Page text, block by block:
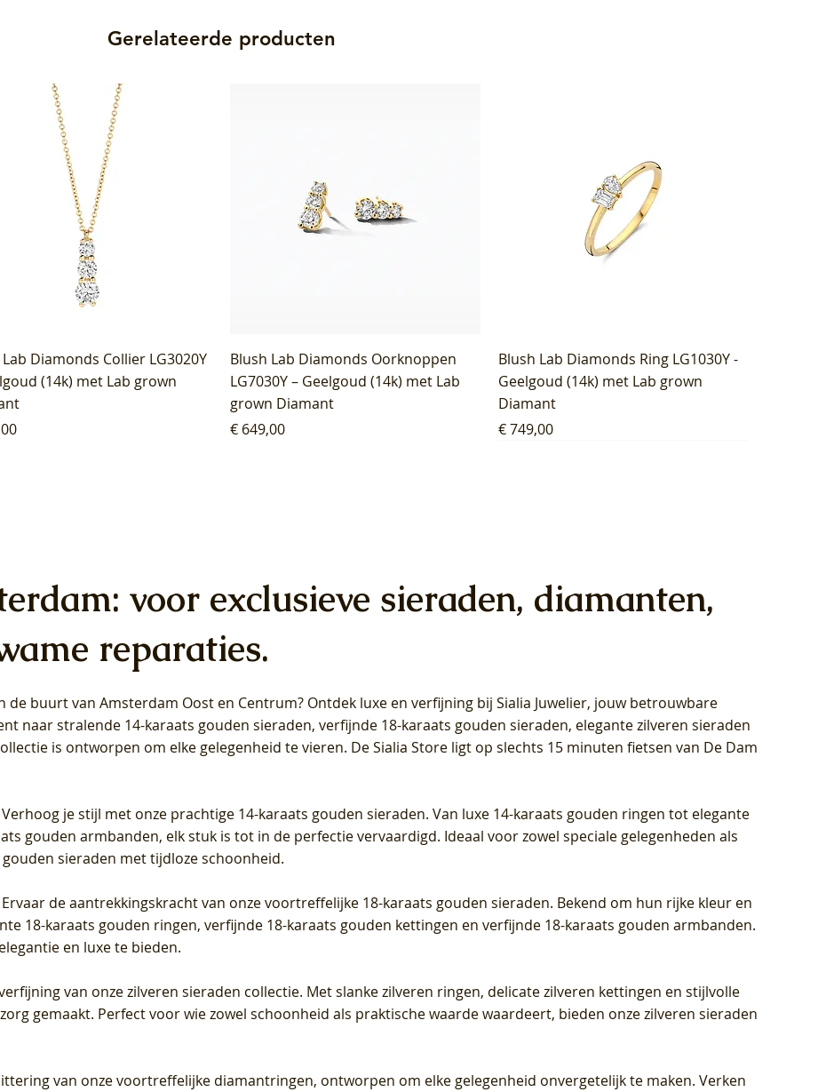
Gerelateerde producten
Diamonds Collier LG3020Y
(14k) met Lab grown
Blush Lab Diamonds Oorknoppen
LG7030Y – Geelgoud (14k) met Lab
grown Diamant
Prijs
€ 649,00
Blush Lab Diamonds Ring LG1030Y -
Geelgoud (14k) met Lab grown
Diamant
Prijs
€ 749,00
Diamonds Oorhangers
S - Geelgoud (14k) met Lab
Diamant
Blush Lab Diamonds Ring LG1028Y -
Geelgoud (14k) met Lab grown
Diamant
Blush Lab Diamonds Collier LG3014Y
- Geelgoud (14k) met Lab grown
Diamant
Diamonds Ring LG1042Y –
(14k) met Lab grown
Blush Lab Diamonds Oorknoppen
LG7027Y - Geelgoud (14k) met Lab
grown Diamant
Blush Lab Diamonds Ring LG1029Y -
Geelgoud (14k) met Lab grown
Diamant
Diamonds Ring LG1044Y –
(14k) met Lab grown
Blush Lab Diamonds Oorknoppen
LG7026Y - Geelgoud (14k) met Lab
grown Diamant
Blush Lab Diamonds Oorknoppen
LG7033Y – Geelgoud (14k) met Lab
grown Diamant
voor exclusieve sieraden, diamanten,
reparaties.
de buurt van Amsterdam Oost en Centrum? Ontdek luxe en verfijning bij Sialia Juwelier, jouw betrouwbare
naar stralende 14-karaats gouden sieraden, verfijnde 18-karaats gouden sieraden, elegante zilveren sieraden
is ontworpen om elke gelegenheid te vieren. De Sialia Store ligt op slechts 15 minuten fietsen van De Dam
Verhoog je stijl met onze prachtige 14-karaats gouden sieraden. Van luxe 14-karaats gouden ringen tot elegante
gouden armbanden, elk stuk is tot in de perfectie vervaardigd. Ideaal voor zowel speciale gelegenheden als
sieraden met tijdloze schoonheid.
Ervaar de aantrekkingskracht van onze voortreffelijke 18-karaats gouden sieraden. Bekend om hun rijke kleur en
18-karaats gouden ringen, verfijnde 18-karaats gouden kettingen en verfijnde 18-karaats gouden armbanden.
en luxe te bieden.
van onze zilveren sieraden collectie. Met slanke zilveren ringen, delicate zilveren kettingen en stijlvolle
gemaakt. Perfect voor wie zowel schoonheid als praktische waarde waardeert, bieden onze zilveren sieraden
van onze voortreffelijke diamantringen, ontworpen om elke gelegenheid onvergetelijk te maken. Verken